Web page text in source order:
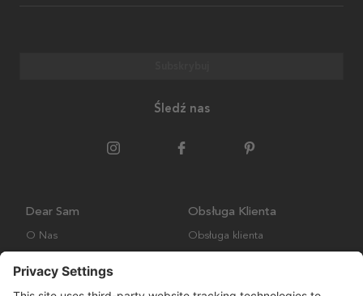
Śledź nas
Dear Sam
O Nas
Obsługa Klienta
Obsługa klienta